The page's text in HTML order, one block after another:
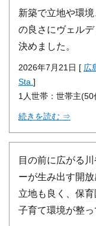
新築で立地や環
の良さにヴェル
決めました。
2026年7月21日 [ 広
Sta.]
1人世帯：世帯主(50
続きを読む ⇒
目の前に広がる
ーが生み出す開
立地も良く、保
子育て環境が整っ